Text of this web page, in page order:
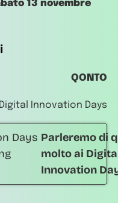
13 novembre
QONTO
Innovation Days
Parleremo di
molto ai
Innovation